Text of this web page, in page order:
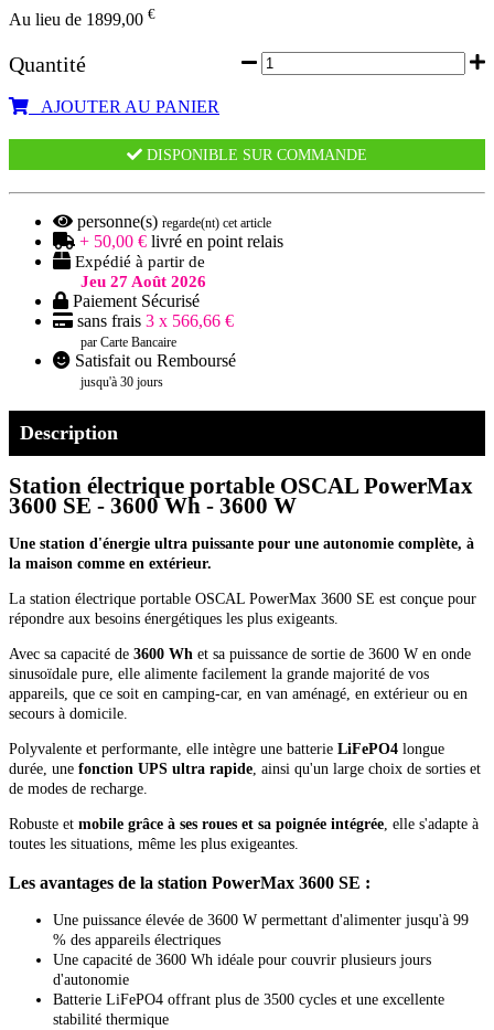
Au lieu de 1899,00 €
Quantité
AJOUTER AU PANIER
DISPONIBLE SUR COMMANDE
personne(s) regarde(nt) cet article
+ 50,00 € livré en point relais
Expédié à partir de
Jeu 27 Août 2026
Paiement Sécurisé
sans frais 3 x 566,66 €
par Carte Bancaire
Satisfait ou Remboursé
jusqu'à 30 jours
Description
Station électrique portable OSCAL PowerMax
3600 SE - 3600 Wh - 3600 W
Une station d'énergie ultra puissante pour une autonomie complète, à
la maison comme en extérieur.
La station électrique portable OSCAL PowerMax 3600 SE est conçue pour
répondre aux besoins énergétiques les plus exigeants.
Avec sa capacité de 3600 Wh et sa puissance de sortie de 3600 W en onde
sinusoïdale pure, elle alimente facilement la grande majorité de vos
appareils, que ce soit en camping-car, en van aménagé, en extérieur ou en
secours à domicile.
Polyvalente et performante, elle intègre une batterie LiFePO4 longue
durée, une fonction UPS ultra rapide, ainsi qu'un large choix de sorties et
de modes de recharge.
Robuste et mobile grâce à ses roues et sa poignée intégrée, elle s'adapte à
toutes les situations, même les plus exigeantes.
Les avantages de la station PowerMax 3600 SE :
Une puissance élevée de 3600 W permettant d'alimenter jusqu'à 99
% des appareils électriques
Une capacité de 3600 Wh idéale pour couvrir plusieurs jours
d'autonomie
Batterie LiFePO4 offrant plus de 3500 cycles et une excellente
stabilité thermique